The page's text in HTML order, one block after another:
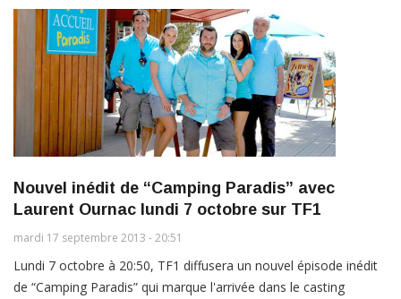
Nouvel inédit de “Camping Paradis” avec
Laurent Ournac lundi 7 octobre sur TF1
mardi 17 septembre 2013 - 20:51
Lundi 7 octobre à 20:50, TF1 diffusera un nouvel épisode inédit
de “Camping Paradis” qui marque l'arrivée dans le casting